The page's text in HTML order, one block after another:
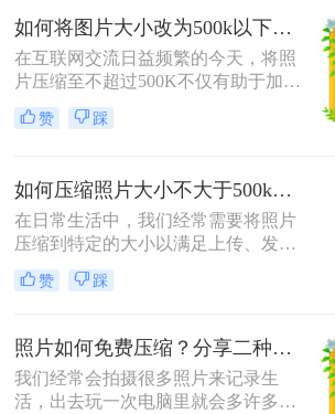
方法。
如何将图片大小改为500k以下？教你2个不同平台的方法！
在互联网交流日益频繁的今天，将照
片压缩至不超过500K不仅有助于加快
网页加载速度、减少电子邮件附件体
积，还能满足许多平台对上传图片大
效的方法来帮助您轻松实现这一目
标。
赞 踩
如何压缩照片大小不大于500k？学会这2种压缩方法轻松解决！
在日常生活中，我们经常需要将照片
压缩到特定的大小以满足上传、发送
或存储的需求。那么如何压缩照片大
小不大于500k呢？本文将介绍两种将
方法。
赞 踩
照片如何免费压缩？分享二种高效压缩方法！
我们经常会拍摄很多照片来记录生
活，出去玩一次电脑里就会多许多旅